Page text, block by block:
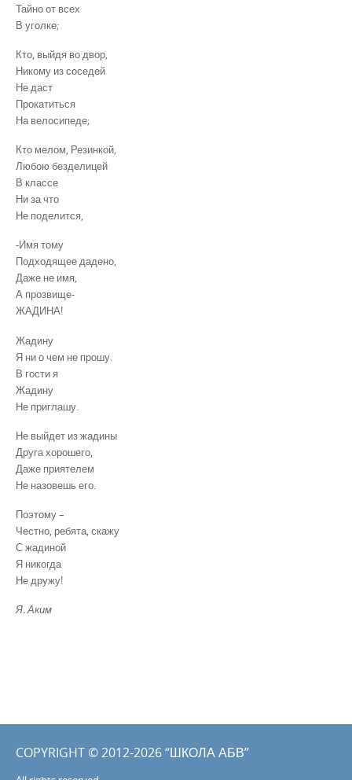
Тайно от всех
В уголке;
Кто, выйдя во двор,
Никому из соседей
Не даст
Прокатиться
На велосипеде;
Кто мелом, Резинкой,
Любою безделицей
В классе
Ни за что
Не поделится,
-Имя тому
Подходящее дадено,
Даже не имя,
А прозвище-
ЖАДИНА!
Жадину
Я ни о чем не прошу.
В гости я
Жадину
Не приглашу.
Не выйдет из жадины
Друга хорошего,
Даже приятелем
Не назовешь его.
Поэтому –
Честно, ребята, скажу
С жадиной
Я никогда
Не дружу!
Я. Аким
COPYRIGHT © 2012-2026 “ШКОЛА АБВ”